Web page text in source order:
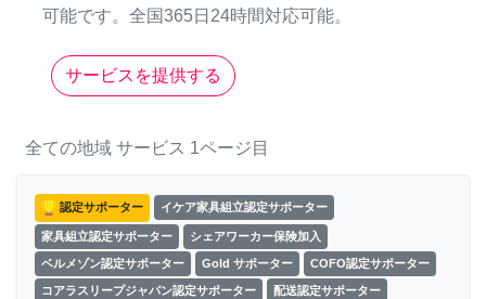
可能です。全国365日24時間対応可能。
サービスを提供する
全ての地域 サービス 1ページ目
認定サポーター イケア家具組立認定サポーター
家具組立認定サポーター シェアワーカー保険加入
ベルメゾン認定サポーター Gold サポーター COFO認定サポーター
コアラスリープジャパン認定サポーター 配送認定サポーター